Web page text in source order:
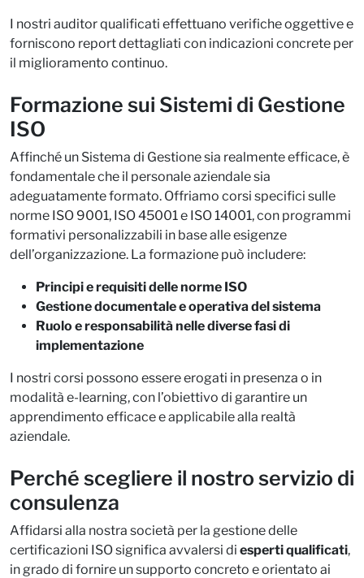
I nostri auditor qualificati effettuano verifiche oggettive e
forniscono report dettagliati con indicazioni concrete per
il miglioramento continuo.​
Formazione sui Sistemi di Gestione
ISO
Affinché un Sistema di Gestione sia realmente efficace, è
fondamentale che il personale aziendale sia
adeguatamente formato. Offriamo corsi specifici sulle
norme ISO 9001, ISO 45001 e ISO 14001, con programmi
formativi personalizzabili in base alle esigenze
dell’organizzazione. La formazione può includere:​
Principi e requisiti delle norme ISO
Gestione documentale e operativa del sistema
Ruolo e responsabilità nelle diverse fasi di
implementazione
I nostri corsi possono essere erogati in presenza o in
modalità e-learning, con l’obiettivo di garantire un
apprendimento efficace e applicabile alla realtà
aziendale.​
Perché scegliere il nostro servizio di
consulenza
Affidarsi alla nostra società per la gestione delle
certificazioni ISO significa avvalersi di esperti qualificati,
in grado di fornire un supporto concreto e orientato ai